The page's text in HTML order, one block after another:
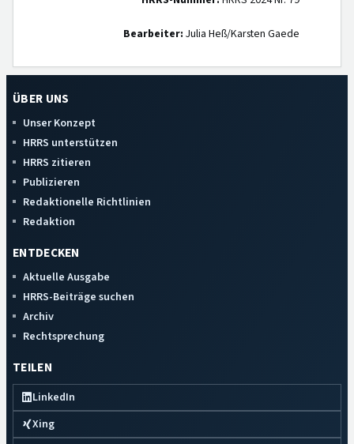
Bearbeiter: Julia Heß/Karsten Gaede
ÜBER UNS
Unser Konzept
HRRS unterstützen
HRRS zitieren
Publizieren
Redaktionelle Richtlinien
Redaktion
ENTDECKEN
Aktuelle Ausgabe
HRRS-Beiträge suchen
Archiv
Rechtsprechung
TEILEN
LinkedIn
Xing